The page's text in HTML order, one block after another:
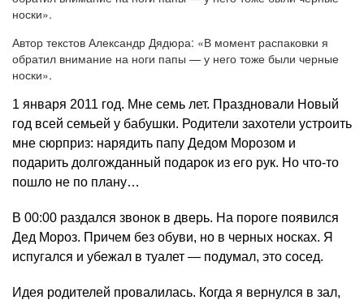
Автор текстов Александр Дядюра: «В момент распаковки я
обратил внимание на ноги папы — у него тоже были черные
носки».
1 января 2011 год. Мне семь лет. Праздновали Новый
год всей семьей у бабушки. Родители захотели устроить
мне сюрприз: нарядить папу Дедом Морозом и
подарить долгожданный подарок из его рук. Но что-то
пошло не по плану…
В 00:00 раздался звонок в дверь. На пороге появился
Дед Мороз. Причем без обуви, но в черных носках. Я
испугался и убежал в туалет — подумал, это сосед.
Идея родителей провалилась. Когда я вернулся в зал,